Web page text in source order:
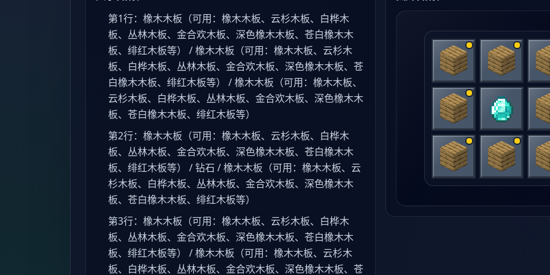
第1行：橡木木板（可用：橡木木板、云杉木板、白桦木
板、丛林木板、金合欢木板、深色橡木木板、苍白橡木木
板、绯红木板等） / 橡木木板（可用：橡木木板、云杉木
板、白桦木板、丛林木板、金合欢木板、深色橡木木板、苍
白橡木木板、绯红木板等） / 橡木木板（可用：橡木木板、
云杉木板、白桦木板、丛林木板、金合欢木板、深色橡木木
板、苍白橡木木板、绯红木板等）
第2行：橡木木板（可用：橡木木板、云杉木板、白桦木
板、丛林木板、金合欢木板、深色橡木木板、苍白橡木木
板、绯红木板等） / 钻石 / 橡木木板（可用：橡木木板、云
杉木板、白桦木板、丛林木板、金合欢木板、深色橡木木
板、苍白橡木木板、绯红木板等）
第3行：橡木木板（可用：橡木木板、云杉木板、白桦木
板、丛林木板、金合欢木板、深色橡木木板、苍白橡木木
板、绯红木板等） / 橡木木板（可用：橡木木板、云杉木
板、白桦木板、丛林木板、金合欢木板、深色橡木木板、苍